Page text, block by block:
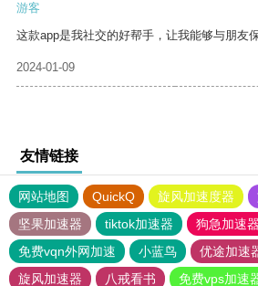
游客
这款app是我社交的好帮手，让我能够与朋友
2024-01-09
友情链接
网站地图 QuickQ 旋风加速度器
坚果加速器
tiktok加速器
狗急加速
免费vqn外网加速
小蓝鸟 优途加速
旋风加速器
八戒看书 免费vps加速